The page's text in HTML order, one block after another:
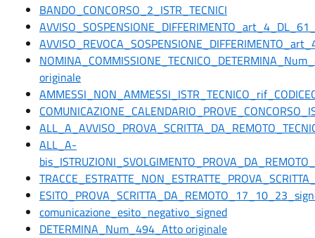
BANDO_CONCORSO_2_ISTR_TECNICI
originale
ALL_A-
comunicazione_esito_negativo_signed
DETERMINA_Num_494_Atto originale